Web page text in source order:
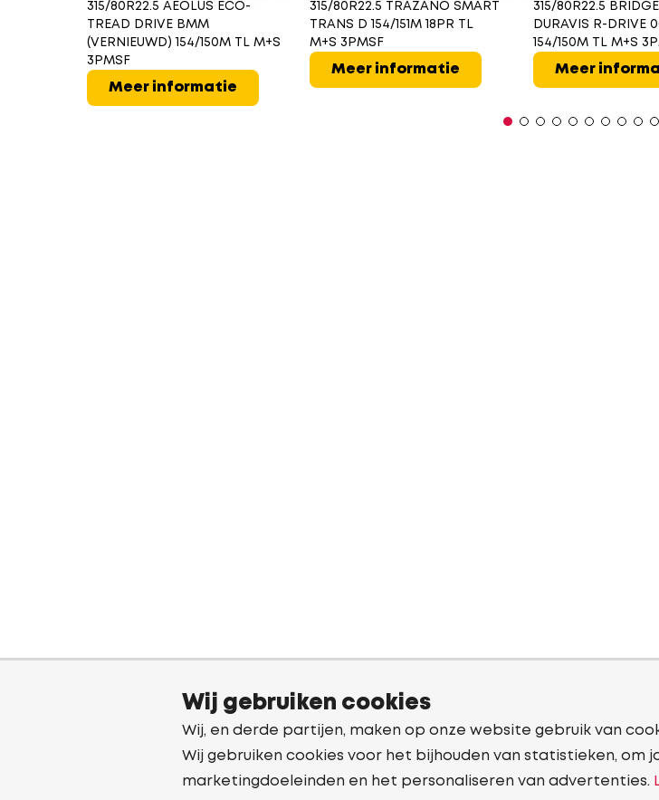
315/80R22.5 AEOLUS ECO-
TREAD DRIVE BMM
(VERNIEUWD) 154/150M TL M+S
3PMSF
Meer informatie
315/80R22.5 TRAZANO SMART
TRANS D 154/151M 18PR TL
M+S 3PMSF
Meer informatie
315/80R22.5
DURAVIS R-DRIVE
154/150M TL M+S
Meer
Wij gebruiken cookies
Wij, en derde partijen, maken op onze website gebruik van
Wij gebruiken cookies voor het bijhouden van statistieken, om
marketingdoeleinden en het personaliseren van advertenties.